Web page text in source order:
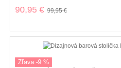
kovovou konštrukciou 100 cm
90,95 € 99,95 €
Zľava -9 %